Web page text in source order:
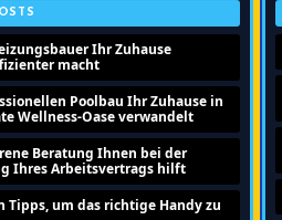
Ihr Zuhause
macht
Poolbau Ihr Zuhause in
Wellness-Oase verwandelt
Beratung Ihnen bei der
Ihres Arbeitsvertrags hilft
Tipps, um das richtige Handy zu